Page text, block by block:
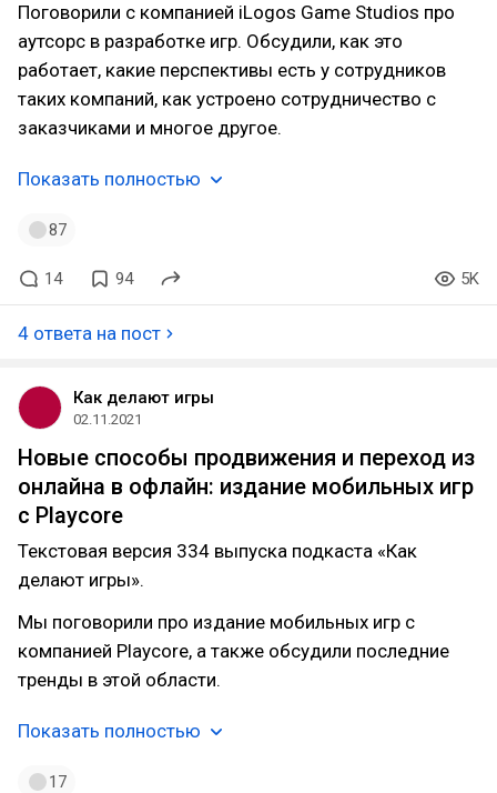
Поговорили с компанией iLogos Game Studios про
аутсорс в разработке игр. Обсудили, как это
работает, какие перспективы есть у сотрудников
таких компаний, как устроено сотрудничество с
заказчиками и многое другое.
Показать полностью
87
14 94 5K
4 ответа на пост
Как делают игры
02.11.2021
Новые способы продвижения и переход из
онлайна в офлайн: издание мобильных игр
с Playcore
Текстовая версия 334 выпуска подкаста «Как
делают игры».
Мы поговорили про издание мобильных игр с
компанией Playcore, а также обсудили последние
тренды в этой области.
Показать полностью
17